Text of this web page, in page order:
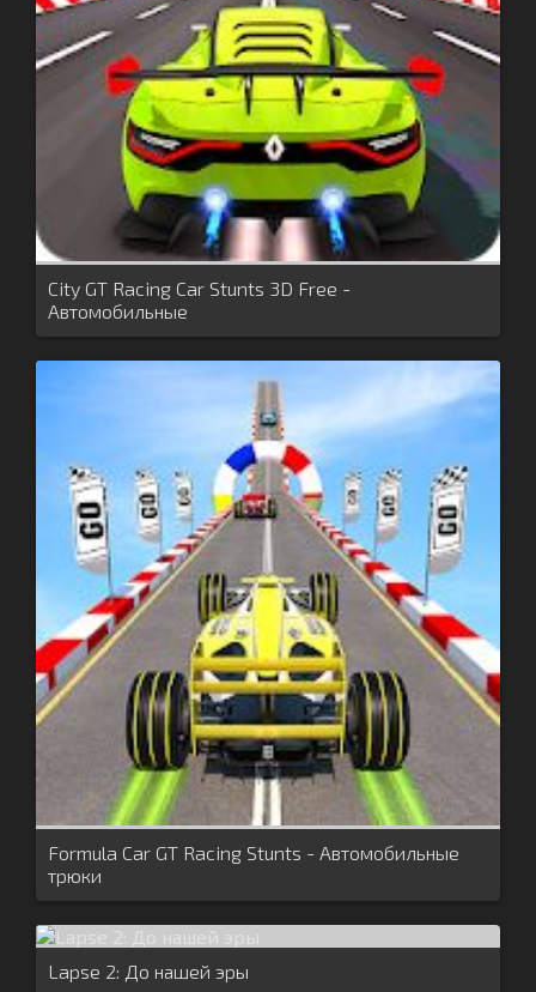
City GT Racing Car Stunts 3D Free -
Автомобильные
Formula Car GT Racing Stunts - Автомобильные
трюки
Lapse 2: До нашей эры